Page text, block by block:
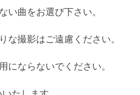
曲をお選び下さい。
撮影はご遠慮ください。
ならないでください。